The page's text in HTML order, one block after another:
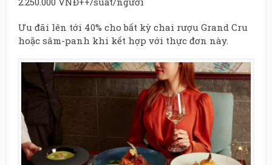
Ưu đãi lên tới 40% cho bất kỳ chai rượu Grand Cru
hoặc sâm-panh khi kết hợp với thực đơn này.